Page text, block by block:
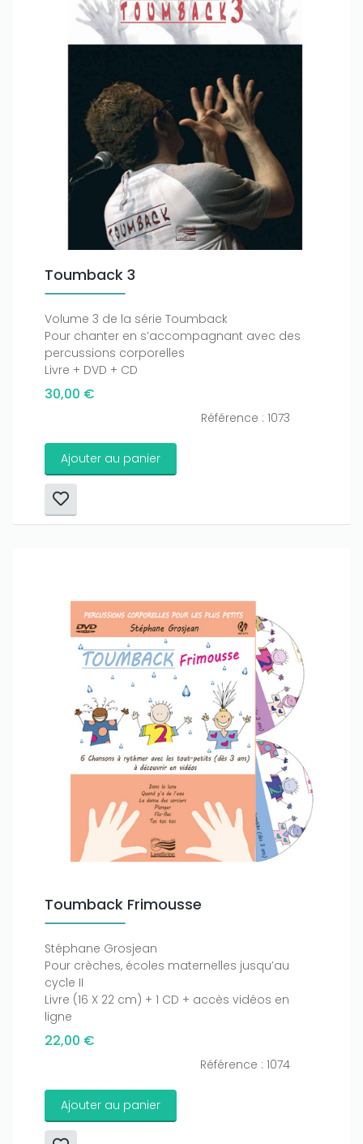
Toumback 3
Volume 3 de la série Toumback
Pour chanter en s’accompagnant avec des
percussions corporelles
Livre + DVD + CD
30,00 €
Référence : 1073
Ajouter au panier
Toumback Frimousse
Stéphane Grosjean
Pour crèches, écoles maternelles jusqu’au
cycle II
Livre (16 X 22 cm) + 1 CD + accès vidéos en
ligne
22,00 €
Référence : 1074
Ajouter au panier